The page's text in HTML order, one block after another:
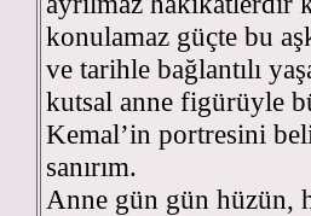
konulamaz güçte bu
ve tarihle bağlantılı
kutsal anne figürüyle
Kemal’in portresini
sanırım.
Anne gün gün hüzün,